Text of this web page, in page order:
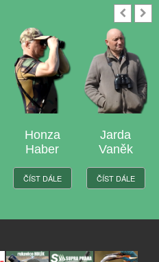
Jarda
Vaněk
ČÍST DÁLE
Laďa
Jasso
ČÍST DÁLE